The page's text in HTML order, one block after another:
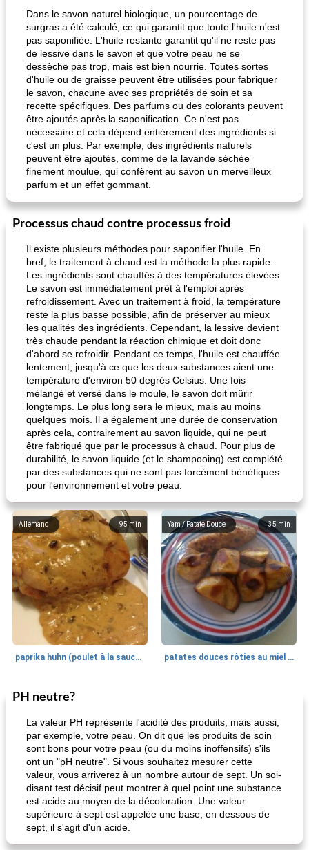
Dans le savon naturel biologique, un pourcentage de
surgras a été calculé, ce qui garantit que toute l'huile n'est
pas saponifiée. L'huile restante garantit qu'il ne reste pas
de lessive dans le savon et que votre peau ne se
dessèche pas trop, mais est bien nourrie. Toutes sortes
d'huile ou de graisse peuvent être utilisées pour fabriquer
le savon, chacune avec ses propriétés de soin et sa
recette spécifiques. Des parfums ou des colorants peuvent
être ajoutés après la saponification. Ce n'est pas
nécessaire et cela dépend entièrement des ingrédients si
c'est un plus. Par exemple, des ingrédients naturels
peuvent être ajoutés, comme de la lavande séchée
finement moulue, qui confèrent au savon un merveilleux
parfum et un effet gommant.
Processus chaud contre processus froid
Il existe plusieurs méthodes pour saponifier l'huile. En
bref, le traitement à chaud est la méthode la plus rapide.
Les ingrédients sont chauffés à des températures élevées.
Le savon est immédiatement prêt à l'emploi après
refroidissement. Avec un traitement à froid, la température
reste la plus basse possible, afin de préserver au mieux
les qualités des ingrédients. Cependant, la lessive devient
très chaude pendant la réaction chimique et doit donc
d'abord se refroidir. Pendant ce temps, l'huile est chauffée
lentement, jusqu'à ce que les deux substances aient une
température d'environ 50 degrés Celsius. Une fois
mélangé et versé dans le moule, le savon doit mûrir
longtemps. Le plus long sera le mieux, mais au moins
quelques mois. Il a également une durée de conservation
après cela, contrairement au savon liquide, qui ne peut
être fabriqué que par le processus à chaud. Pour plus de
durabilité, le savon liquide (et le shampooing) est complété
par des substances qui ne sont pas forcément bénéfiques
pour l'environnement et votre peau.
95 min
Allemand
paprika huhn (poulet à la sauce paprika).
35 min
Yam / Patate Douce
patates douces rôties au miel / kumara
Petit déjeuner et brunch
PH neutre?
La valeur PH représente l'acidité des produits, mais aussi,
par exemple, votre peau. On dit que les produits de soin
sont bons pour votre peau (ou du moins inoffensifs) s'ils
ont un "pH neutre". Si vous souhaitez mesurer cette
valeur, vous arriverez à un nombre autour de sept. Un soi-
disant test décisif peut montrer à quel point une substance
est acide au moyen de la décoloration. Une valeur
supérieure à sept est appelée une base, en dessous de
sept, il s'agit d'un acide.